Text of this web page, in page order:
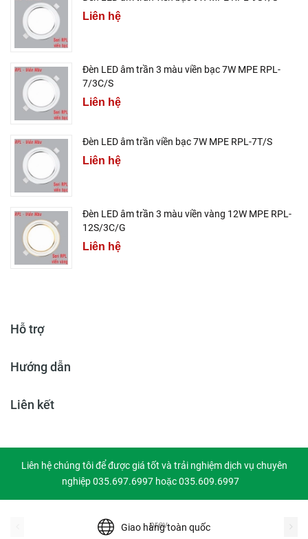
Liên hệ
Đèn LED âm trần 3 màu viền bạc 7W MPE RPL-
7/3C/S
Liên hệ
Đèn LED âm trần viền bạc 7W MPE RPL-7T/S
Liên hệ
Đèn LED âm trần 3 màu viền vàng 12W MPE RPL-
12S/3C/G
Liên hệ
Hỗ trợ
Hướng dẫn
Liên kết
Liên hệ chúng tôi để được giá tốt và trải nghiệm dịch vụ chuyên
nghiệp 035.697.6997 hoặc 035.609.6997
Giao hàng toàn quốc
prev